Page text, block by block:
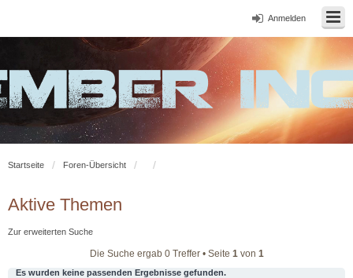
Anmelden
Startseite Foren-Übersicht
Aktive Themen
Zur erweiterten Suche
Die Suche ergab 0 Treffer • Seite 1von 1
Es wurden keine passenden Ergebnisse gefunden.